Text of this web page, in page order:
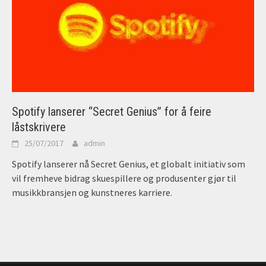
Spotify lanserer “Secret Genius” for å feire
låstskrivere
25/07/2017 admin
Spotify lanserer nå Secret Genius, et globalt initiativ som
vil fremheve bidrag skuespillere og produsenter gjør til
musikkbransjen og kunstneres karriere.